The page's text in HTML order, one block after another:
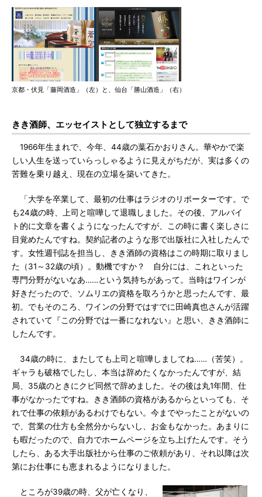
京都・伏見「藤岡酒造」（左）と、仙台「勝山酒造」（右）
きき酒師、エッセイストとして独立するまで
1966年生まれで、今年、44歳の葉石かおりさん。華やかで楽
しい人生を送っていらっしゃるように見えがちだが、実は多くの
苦難を乗り越え、現在の立場を築いてきた。
「大学を卒業して、最初の仕事はラジオのリポーターです。で
も24歳の時、上司と喧嘩して退職しました。その後、アルバイ
ト的に文章を書くようになったんですが、この時に書く楽しさに
目覚めたんですね。契約記者のような形で出版社に入社したんで
す。女性週刊誌を担当し、きき酒師の資格はこの時期に取りまし
た（31～32歳の頃）。動機ですか？ 自分には、これといった
専門分野がないなあ……という気持ちがあって。当時はワインが
好きだったので、ソムリエの資格を取ろうかと思ったんです、最
初。でもそのころ、ワインの分野ではすでに田崎真也さんが活躍
されていて『この分野では一番になれない』と思い、きき酒師に
したんです。
34歳の時に、またしても上司と喧嘩しましてね……（苦笑）。
ギャラも破格でしたし、本当は辞めたくなかったんですが、結
局、35歳のときにクビ同然で辞めました。その後は丸1年間、仕
事がなかったですね。きき酒師の資格があるからといっても、そ
れで仕事の依頼があるわけでもない。今までやったことがないの
で、営業の仕方も全然分からないし、お金もなかった。あまりに
も暇だったので、自力でホームページを立ち上げたんです。そう
したら、ある大手出版社から仕事のご依頼があり、それ以降は次
第にお仕事にも恵まれるようになりました。
ところが39歳の時、父が亡くなり、